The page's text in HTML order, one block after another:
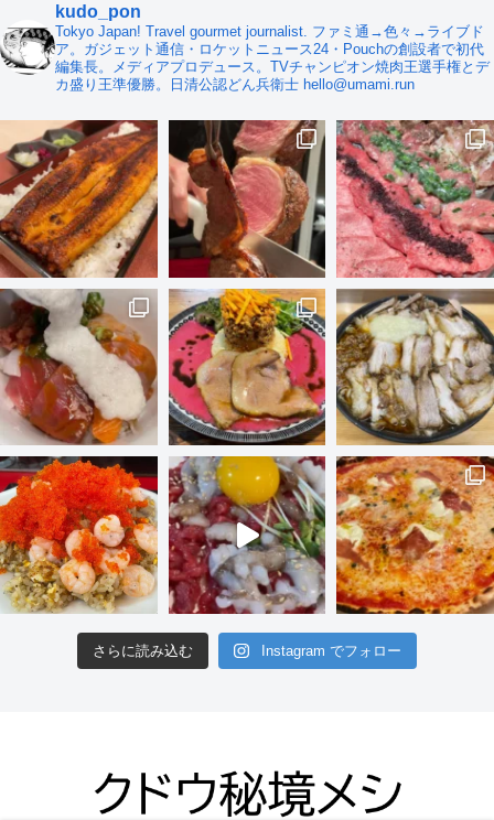
kudo_pon
Tokyo Japan! Travel gourmet journalist. ファミ通→色々→ライブド
ア。ガジェット通信・ロケットニュース24・Pouchの創設者で初代
編集長。メディアプロデュース。TVチャンピオン焼肉王選手権とデ
カ盛り王準優勝。日清公認どん兵衛士 hello@umami.run
さらに読み込む Instagram でフォロー